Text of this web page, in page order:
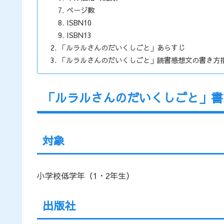
ページ数
ISBN10
ISBN13
「ルラルさんのだいくしごと」あらすじ
「ルラルさんのだいくしごと」読書感想文の書き方
「ルラルさんのだいくしごと」
対象
小学校低学年（1・2年生）
出版社